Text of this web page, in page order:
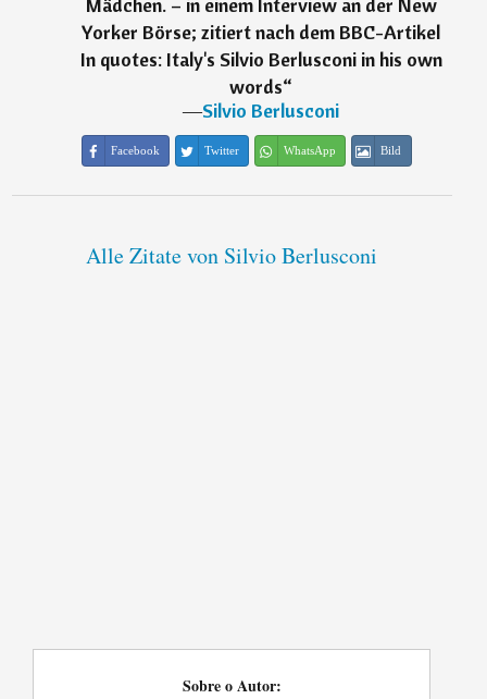
Mädchen. – in einem Interview an der New
Yorker Börse; zitiert nach dem BBC-Artikel
In quotes: Italy's Silvio Berlusconi in his own
words“
―Silvio Berlusconi
Facebook Twitter WhatsApp Bild
Alle Zitate von Silvio Berlusconi
Sobre o Autor: